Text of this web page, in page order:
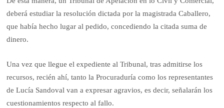
deberá estudiar la resolución dictada por la magistrada Caballero,
que había hecho lugar al pedido, concediendo la citada suma de
dinero.
Una vez que llegue el expediente al Tribunal, tras admitirse los
recursos, recién ahí, tanto la Procuraduría como los representantes
de Lucía Sandoval van a expresar agravios, es decir, señalarán los
cuestionamientos respecto al fallo.